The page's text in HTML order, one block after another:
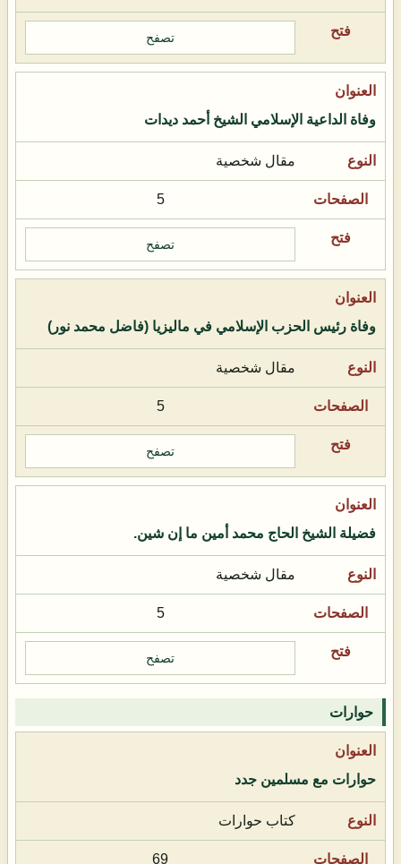
تصفح
وفاة الداعية الإسلامي الشيخ أحمد ديدات
مقال شخصية
5
تصفح
وفاة رئيس الحزب الإسلامي في ماليزيا (فاضل محمد نور)
مقال شخصية
5
تصفح
فضيلة الشيخ الحاج محمد أمين ما إن شين.
مقال شخصية
5
تصفح
حوارات
حوارات مع مسلمين جدد
كتاب حوارات
69